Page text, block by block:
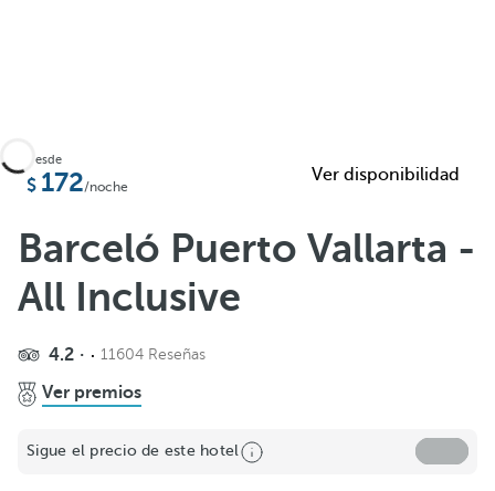
Añadir a favoritos
Ver más fotos y videos
Desde
172/noche
Ver disponibilidad
Barceló Puerto Vallarta -
All Inclusive
4.2 11604 Reseñas
Ver premios
Sigue el precio de este hotel